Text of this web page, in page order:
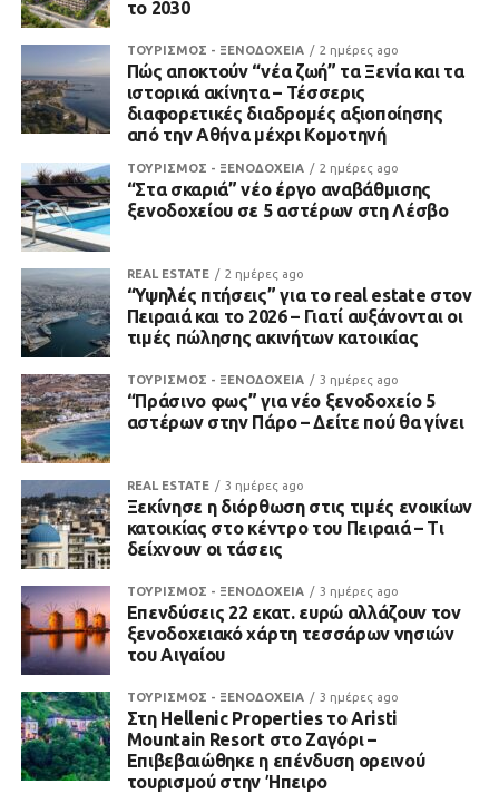
το 2030
ΤΟΥΡΙΣΜΟΣ - ΞΕΝΟΔΟΧΕΙΑ 2 ημέρες ago
Πώς αποκτούν “νέα ζωή” τα Ξενία και τα
ιστορικά ακίνητα – Τέσσερις
διαφορετικές διαδρομές αξιοποίησης
από την Αθήνα μέχρι Κομοτηνή
ΤΟΥΡΙΣΜΟΣ - ΞΕΝΟΔΟΧΕΙΑ 2 ημέρες ago
“Στα σκαριά” νέο έργο αναβάθμισης
ξενοδοχείου σε 5 αστέρων στη Λέσβο
REAL ESTATE 2 ημέρες ago
“Υψηλές πτήσεις” για το real estate στον
Πειραιά και το 2026 – Γιατί αυξάνονται οι
τιμές πώλησης ακινήτων κατοικίας
ΤΟΥΡΙΣΜΟΣ - ΞΕΝΟΔΟΧΕΙΑ 3 ημέρες ago
“Πράσινο φως” για νέο ξενοδοχείο 5
αστέρων στην Πάρο – Δείτε πού θα γίνει
REAL ESTATE 3 ημέρες ago
Ξεκίνησε η διόρθωση στις τιμές ενοικίων
κατοικίας στο κέντρο του Πειραιά – Τι
δείχνουν οι τάσεις
ΤΟΥΡΙΣΜΟΣ - ΞΕΝΟΔΟΧΕΙΑ 3 ημέρες ago
Επενδύσεις 22 εκατ. ευρώ αλλάζουν τον
ξενοδοχειακό χάρτη τεσσάρων νησιών
του Αιγαίου
ΤΟΥΡΙΣΜΟΣ - ΞΕΝΟΔΟΧΕΙΑ 3 ημέρες ago
Στη Hellenic Properties το Aristi
Mountain Resort στο Ζαγόρι –
Επιβεβαιώθηκε η επένδυση ορεινού
τουρισμού στην Ήπειρο